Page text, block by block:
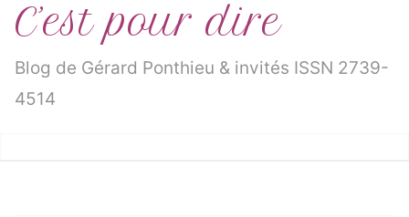
C’est pour dire
Blog de Gérard Ponthieu & invités ISSN 2739-
4514